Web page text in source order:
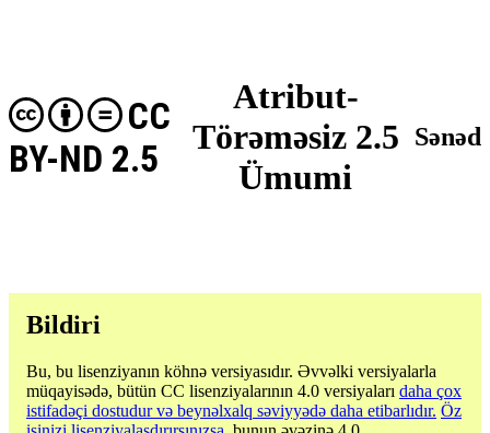
Atribut-
Törəməsiz 2.5
Ümumi
CC
BY-ND 2.5
Sənəd
Bildiri
Bu, bu lisenziyanın köhnə versiyasıdır. Əvvəlki versiyalarla
müqayisədə, bütün CC lisenziyalarının 4.0 versiyaları daha çox
istifadəçi dostudur və beynəlxalq səviyyədə daha etibarlıdır. Öz